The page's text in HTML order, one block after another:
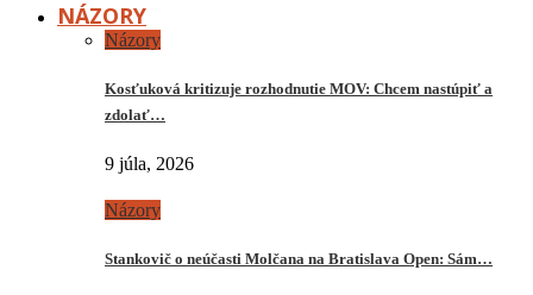
NÁZORY
Názory
Kosťuková kritizuje rozhodnutie MOV: Chcem nastúpiť a
zdolať…
9 júla, 2026
Názory
Stankovič o neúčasti Molčana na Bratislava Open: Sám…